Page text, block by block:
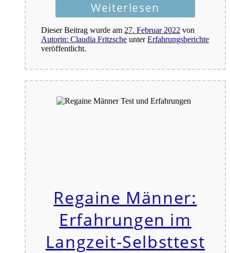
Weiterlesen
Dieser Beitrag wurde am 27. Februar 2022 von
Autorin: Claudia Fritzsche unterErfahrungsberichte
veröffentlicht.
Regaine Männer:
Erfahrungen im
Langzeit-Selbsttest